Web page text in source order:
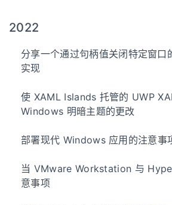
2022
分享一个通过句柄值关闭特定窗口
实现
使 XAML Islands 托管的 UWP
Windows 明暗主题的更改
部署现代 Windows 应用的注意事
当 VMware Workstation 与
意事项